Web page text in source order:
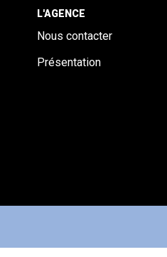
L'AGENCE
Nous contacter
Présentation